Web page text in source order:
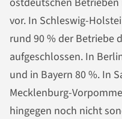
vor. In Schleswig-
rund 90 % der Betriebe
aufgeschlossen. In
und in Bayern 80 %. In
Mecklenburg-
hingegen noch nicht